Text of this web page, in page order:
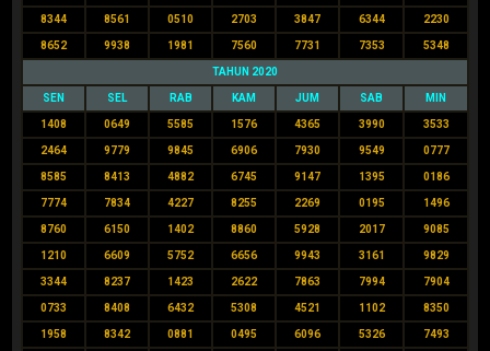
8344 8561 0510 2703 3847 6344 2230
8652 9938 1981 7560 7731 7353 5348
TAHUN 2020
SEN SEL RAB KAM JUM SAB MIN
1408 0649 5585 1576 4365 3990 3533
2464 9779 9845 6906 7930 9549 0777
8585 8413 4882 6745 9147 1395 0186
7774 7834 4227 8255 2269 0195 1496
8760 6150 1402 8860 5928 2017 9085
1210 6609 5752 6656 9943 3161 9829
3344 8237 1423 2622 7863 7994 7904
0733 8408 6432 5308 4521 1102 8350
1958 8342 0881 0495 6096 5326 7493